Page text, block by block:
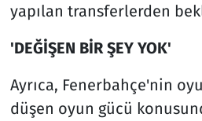
yapılan transferlerden
'DEĞİŞEN BİR ŞEY YOK'
Ayrıca, Fenerbahçe'nin
düşen oyun gücü